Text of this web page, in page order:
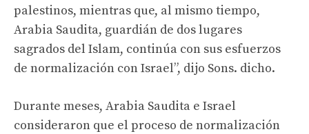
palestinos, mientras que, al mismo tiempo,
Arabia Saudita, guardián de dos lugares
sagrados del Islam, continúa con sus esfuerzos
de normalización con Israel”, dijo Sons. dicho.
Durante meses, Arabia Saudita e Israel
consideraron que el proceso de normalización